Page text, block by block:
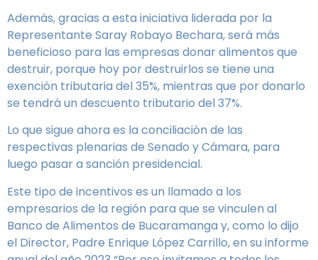
Además, gracias a esta iniciativa liderada por la
Representante Saray Robayo Bechara, será más
beneficioso para las empresas donar alimentos que
destruir, porque hoy por destruirlos se tiene una
exención tributaria del 35%, mientras que por donarlo
se tendrá un descuento tributario del 37%.
Lo que sigue ahora es la conciliación de las
respectivas plenarias de Senado y Cámara, para
luego pasar a sanción presidencial.
Este tipo de incentivos es un llamado a los
empresarios de la región para que se vinculen al
Banco de Alimentos de Bucaramanga y, como lo dijo
el Director, Padre Enrique López Carrillo, en su informe